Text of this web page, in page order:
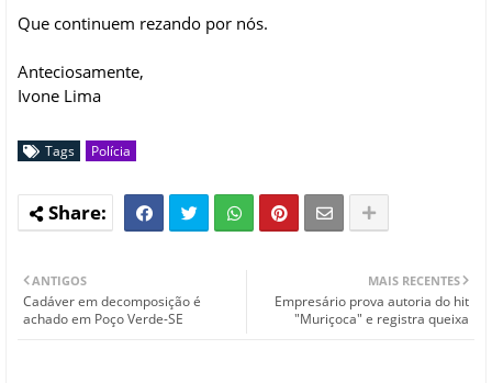
Que continuem rezando por nós.
Anteciosamente,
Ivone Lima
Tags Polícia
MAIS RECENTES
Empresário prova autoria do hit
"Muriçoca" e registra queixa
ANTIGOS
Cadáver em decomposição é
achado em Poço Verde-SE